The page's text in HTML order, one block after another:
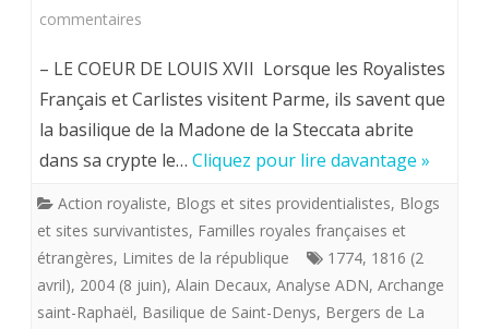
commentaires
COEUR
DE
LOUIS
XVII
(est)
l’espérance
– LE COEUR DE LOUIS XVII Lorsque les Royalistes
Français et Carlistes visitent Parme, ils savent que
la basilique de la Madone de la Steccata abrite
dans sa crypte le… Cliquez pour lire davantage »
Action royaliste, Blogs et sites providentialistes, Blogs
et sites survivantistes, Familles royales françaises et
étrangères, Limites de la république 1774, 1816 (2
avril), 2004 (8 juin), Alain Decaux, Analyse ADN, Archange
saint-Raphaël, Basilique de Saint-Denys, Bergers de La